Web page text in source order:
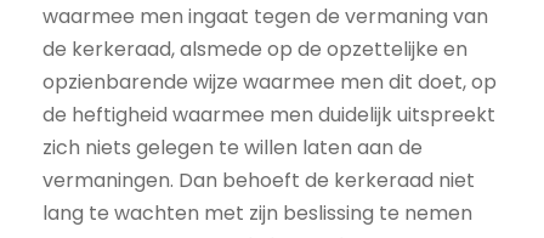
waarmee men ingaat tegen de vermaning van
de kerkeraad, alsmede op de opzettelijke en
opzienbarende wijze waarmee men dit doet, op
de heftigheid waarmee men duidelijk uitspreekt
zich niets gelegen te willen laten aan de
vermaningen. Dan behoeft de kerkeraad niet
lang te wachten met zijn beslissing te nemen